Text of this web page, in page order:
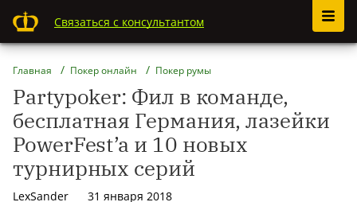
Связаться с консультантом
Главная Покер онлайн Покер румы
Partypoker: Фил в команде,
бесплатная Германия, лазейки
PowerFest’a и 10 новых
турнирных серий
LexSander
31 января 2018